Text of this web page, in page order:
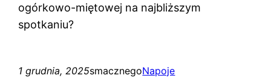
ogórkowo-miętowej na najbliższym
spotkaniu?
1 grudnia, 2025smacznegoNapoje